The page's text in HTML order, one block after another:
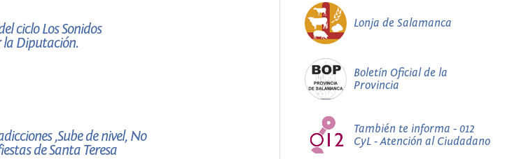
ciclo Los Sonidos
la Diputación.
,Sube de nivel, No
de Santa Teresa
Lonja de Salamanca
Boletín Oficial de la
Provincia
También te informa - 012
CyL - Atención al Ciudadano